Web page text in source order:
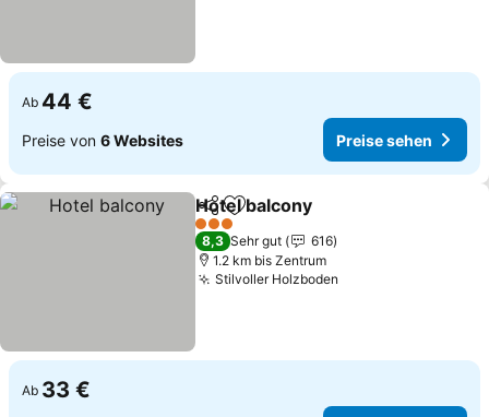
Ab 44 €
Preise von 6 Websites Preise sehen
TeilenZu Favoriten hinzufügen
Hotel balcony
3 Sterne
8,3 Sehr gut
616
1.2 km bis Zentrum
Stilvoller Holzboden
Ab 33 €